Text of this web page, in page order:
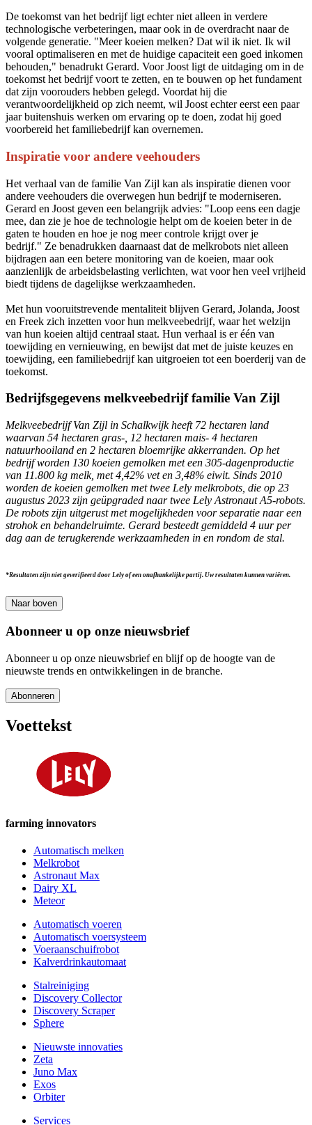
De toekomst van het bedrijf ligt echter niet alleen in verdere
technologische verbeteringen, maar ook in de overdracht naar de
volgende generatie. "Meer koeien melken? Dat wil ik niet. Ik wil
vooral optimaliseren en met de huidige capaciteit een goed inkomen
behouden," benadrukt Gerard. Voor Joost ligt de uitdaging om in de
toekomst het bedrijf voort te zetten, en te bouwen op het fundament
dat zijn voorouders hebben gelegd. Voordat hij die
verantwoordelijkheid op zich neemt, wil Joost echter eerst een paar
jaar buitenshuis werken om ervaring op te doen, zodat hij goed
voorbereid het familiebedrijf kan overnemen.
Inspiratie voor andere veehouders
Het verhaal van de familie Van Zijl kan als inspiratie dienen voor
andere veehouders die overwegen hun bedrijf te moderniseren.
Gerard en Joost geven een belangrijk advies: "Loop eens een dagje
mee, dan zie je hoe de technologie helpt om de koeien beter in de
gaten te houden en hoe je nog meer controle krijgt over je
bedrijf." Ze benadrukken daarnaast dat de melkrobots niet alleen
bijdragen aan een betere monitoring van de koeien, maar ook
aanzienlijk de arbeidsbelasting verlichten, wat voor hen veel vrijheid
biedt tijdens de dagelijkse werkzaamheden.
Met hun vooruitstrevende mentaliteit blijven Gerard, Jolanda, Joost
en Freek zich inzetten voor hun melkveebedrijf, waar het welzijn
van hun koeien altijd centraal staat. Hun verhaal is er één van
toewijding en vernieuwing, en bewijst dat met de juiste keuzes en
toewijding, een familiebedrijf kan uitgroeien tot een boerderij van de
toekomst.
Bedrijfsgegevens melkveebedrijf familie Van Zijl
Melkveebedrijf Van Zijl in Schalkwijk heeft 72 hectaren land
waarvan 54 hectaren gras-, 12 hectaren mais- 4 hectaren
natuurhooiland en 2 hectaren bloemrijke akkerranden. Op het
bedrijf worden 130 koeien gemolken met een 305-dagenproductie
van 11.800 kg melk, met 4,42% vet en 3,48% eiwit. Sinds 2010
worden de koeien gemolken met twee Lely melkrobots, die op 23
augustus 2023 zijn geüpgraded naar twee Lely Astronaut A5-robots.
De robots zijn uitgerust met mogelijkheden voor separatie naar een
strohok en behandelruimte. Gerard besteedt gemiddeld 4 uur per
dag aan de terugkerende werkzaamheden in en rondom de stal.
*Resultaten zijn niet geverifieerd door Lely of een onafhankelijke partij. Uw resultaten kunnen variëren.
Naar boven
Abonneer u op onze nieuwsbrief
Abonneer u op onze nieuwsbrief en blijf op de hoogte van de
nieuwste trends en ontwikkelingen in de branche.
Abonneren
Voettekst
farming innovators
Automatisch melken
Melkrobot
Astronaut Max
Dairy XL
Meteor
Automatisch voeren
Automatisch voersysteem
Voeraanschuifrobot
Kalverdrinkautomaat
Stalreiniging
Discovery Collector
Discovery Scraper
Sphere
Nieuwste innovaties
Zeta
Juno Max
Exos
Orbiter
Services